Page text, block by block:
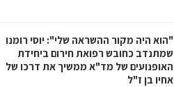
"הוא היה מקור ההשראה שלי": יוסי רומנו
שמתנדב כחובש רפואת חירום ביחידת
האופנועים של מד"א ממשיך את דרכו של
אחיו בן ז"ל